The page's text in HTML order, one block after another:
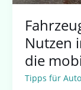
Nutzen
die
Tipps für
wirklich?